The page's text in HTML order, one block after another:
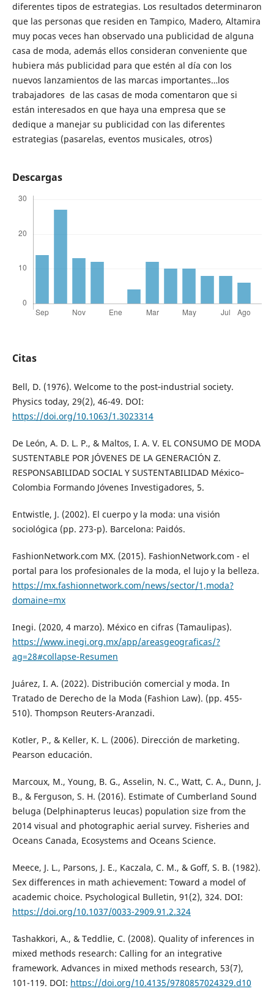
diferentes tipos de estrategias. Los resultados determinaron
que las personas que residen en Tampico, Madero, Altamira
muy pocas veces han observado una publicidad de alguna
casa de moda, además ellos consideran conveniente que
hubiera más publicidad para que estén al día con los
nuevos lanzamientos de las marcas importantes…los
trabajadores de las casas de moda comentaron que si
están interesados en que haya una empresa que se
dedique a manejar su publicidad con las diferentes
estrategias (pasarelas, eventos musicales, otros)
Descargas
Citas
Bell, D. (1976). Welcome to the post‐industrial society.
Physics today, 29(2), 46-49. DOI:
https://doi.org/10.1063/1.3023314
De León, A. D. L. P., & Maltos, I. A. V. EL CONSUMO DE MODA
SUSTENTABLE POR JÓVENES DE LA GENERACIÓN Z.
RESPONSABILIDAD SOCIAL Y SUSTENTABILIDAD México–
Colombia Formando Jóvenes Investigadores, 5.
Entwistle, J. (2002). El cuerpo y la moda: una visión
sociológica (pp. 273-p). Barcelona: Paidós.
FashionNetwork.com MX. (2015). FashionNetwork.com - el
portal para los profesionales de la moda, el lujo y la belleza.
https://mx.fashionnetwork.com/news/sector/1,moda?
domaine=mx
Inegi. (2020, 4 marzo). México en cifras (Tamaulipas).
https://www.inegi.org.mx/app/areasgeograficas/?
ag=28#collapse-Resumen
Juárez, I. A. (2022). Distribución comercial y moda. In
Tratado de Derecho de la Moda (Fashion Law). (pp. 455-
510). Thompson Reuters-Aranzadi.
Kotler, P., & Keller, K. L. (2006). Dirección de marketing.
Pearson educación.
Marcoux, M., Young, B. G., Asselin, N. C., Watt, C. A., Dunn, J.
B., & Ferguson, S. H. (2016). Estimate of Cumberland Sound
beluga (Delphinapterus leucas) population size from the
2014 visual and photographic aerial survey. Fisheries and
Oceans Canada, Ecosystems and Oceans Science.
Meece, J. L., Parsons, J. E., Kaczala, C. M., & Goff, S. B. (1982).
Sex differences in math achievement: Toward a model of
academic choice. Psychological Bulletin, 91(2), 324. DOI:
https://doi.org/10.1037/0033-2909.91.2.324
Tashakkori, A., & Teddlie, C. (2008). Quality of inferences in
mixed methods research: Calling for an integrative
framework. Advances in mixed methods research, 53(7),
101-119. DOI: https://doi.org/10.4135/9780857024329.d10